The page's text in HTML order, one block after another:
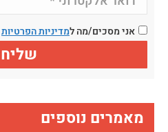
אני מסכים/מה למדיניות הפרטיות
מאמרים נוספים